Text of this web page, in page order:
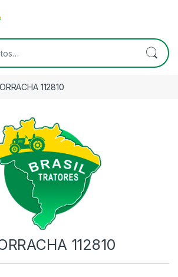
112810
112810